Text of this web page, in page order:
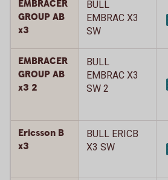
EMBRACER
GROUP AB
x3
BULL
EMBRAC X3
SW
EMBRACER
GROUP AB
x3 2
BULL
EMBRAC X3
SW 2
Ericsson B
x3
BULL ERICB
X3 SW